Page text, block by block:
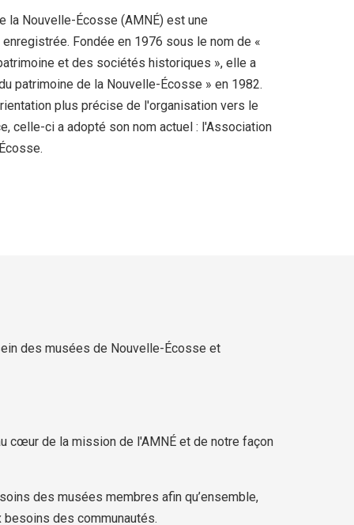
la Nouvelle-Écosse (AMNÉ) est une
Fondée en 1976 sous le nom de «
et des sociétés historiques », elle a
patrimoine de la Nouvelle-Écosse » en 1982.
plus précise de l'organisation vers le
celle-ci a adopté son nom actuel : l'Association
des musées de Nouvelle-Écosse et
cœur de la mission de l'AMNÉ et de notre façon
des musées membres afin qu’ensemble,
des communautés.